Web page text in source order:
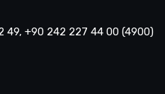
49, +90 242 227 44 00 (4900)